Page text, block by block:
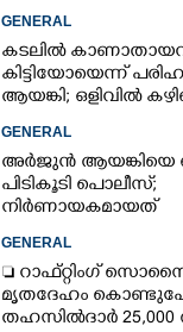
GENERAL
കടലിൽ
കിട്ടിയോയെന്ന്
ആയങ്കി; ഒളിവിൽ
GENERAL
അർജുൻ ആയങ്കിയെ
പിടികൂടി പൊലീസ്;
നിർണായകമായത്
സംശയം
GENERAL
 റാഫ്റ്റിംഗ്
മൃതദേഹം
തഹസിൽദാർ